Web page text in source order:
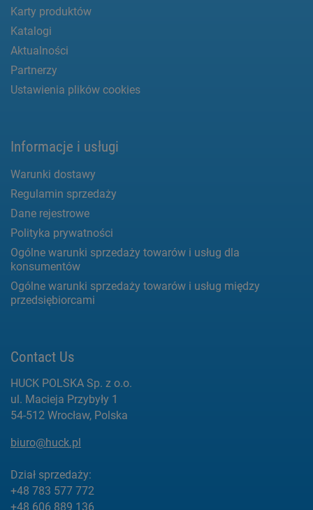
Karty produktów
Katalogi
Aktualności
Partnerzy
Ustawienia plików cookies
Informacje i usługi
Warunki dostawy
Regulamin sprzedaży
Dane rejestrowe
Polityka prywatności
Ogólne warunki sprzedaży towarów i usług dla
konsumentów
Ogólne warunki sprzedaży towarów i usług między
przedsiębiorcami
Contact Us
HUCK POLSKA Sp. z o.o.
ul. Macieja Przybyły 1
54-512 Wrocław, Polska
biuro@huck.pl
Dział sprzedaży:
+48 783 577 772
+48 606 889 136